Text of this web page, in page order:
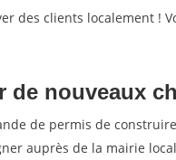
des clients localement !
nouveaux
de permis de
auprès de la mairie